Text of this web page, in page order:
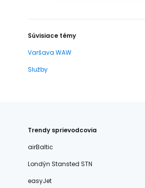
Súvisiace témy
Varšava WAW
Služby
Trendy sprievodcovia
airBaltic
Londýn Stansted STN
easyJet